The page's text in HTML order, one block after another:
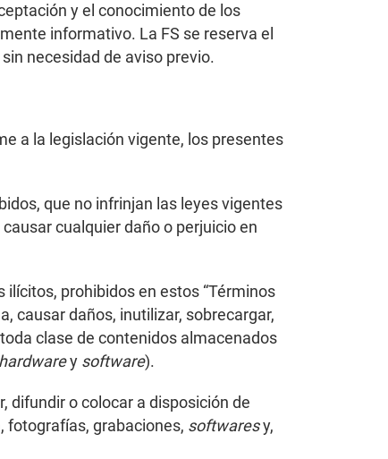
y el conocimiento de los
informativo. La FS se reserva el
necesidad de aviso previo.
a la legislación vigente, los presentes
que no infrinjan las leyes vigentes
cualquier daño o perjuicio en
prohibidos en estos “Términos
causar daños, inutilizar, sobrecargar,
clase de contenidos almacenados
hardwarey software).
difundir o colocar a disposición de
fotografías, grabaciones, softwaresy,